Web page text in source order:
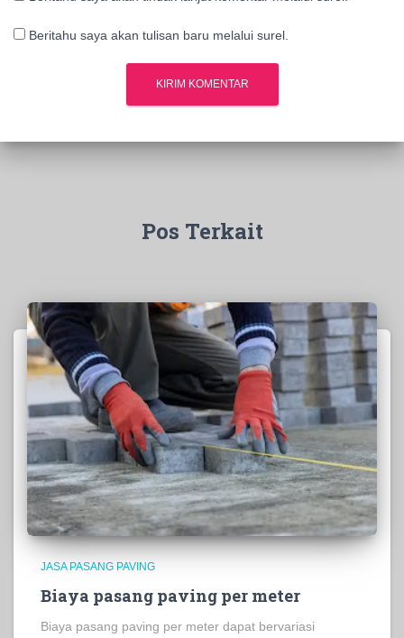
Beritahu saya akan tulisan baru melalui surel.
Pos Terkait
JASA PASANG PAVING
Biaya pasang paving per meter
Biaya pasang paving per meter dapat bervariasi